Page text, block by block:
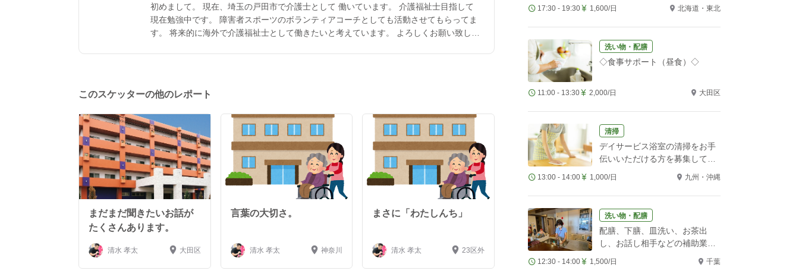
初めまして。 現在、埼玉の戸田市で介護士として 働いています。 介護福祉士目指して
現在勉強中です。 障害者スポーツのボランティアコーチとしても活動させてもらってま
す。 将来的に海外で介護福祉士として働きたいと考えています。 よろしくお願い致しま
このスケッターの他のレポート
まだまだ聞きたいお話が
たくさんあります。
清水 孝太 大田区
言葉の大切さ。
清水 孝太 神奈川
まさに「わたしんち」
清水 孝太 23区外
17:30 - 19:30 1,600/日 北海道・東北
洗い物・配膳
◇食事サポート（昼食）◇
11:00 - 13:30 2,000/日 大田区
清掃
デイサービス浴室の清掃をお手
伝いいただける方を募集してい
13:00 - 14:00 1,000/日 九州・沖縄
洗い物・配膳
配膳、下膳、皿洗い、お茶出
し、お話し相手などの補助業務
12:30 - 14:00 1,500/日 千葉